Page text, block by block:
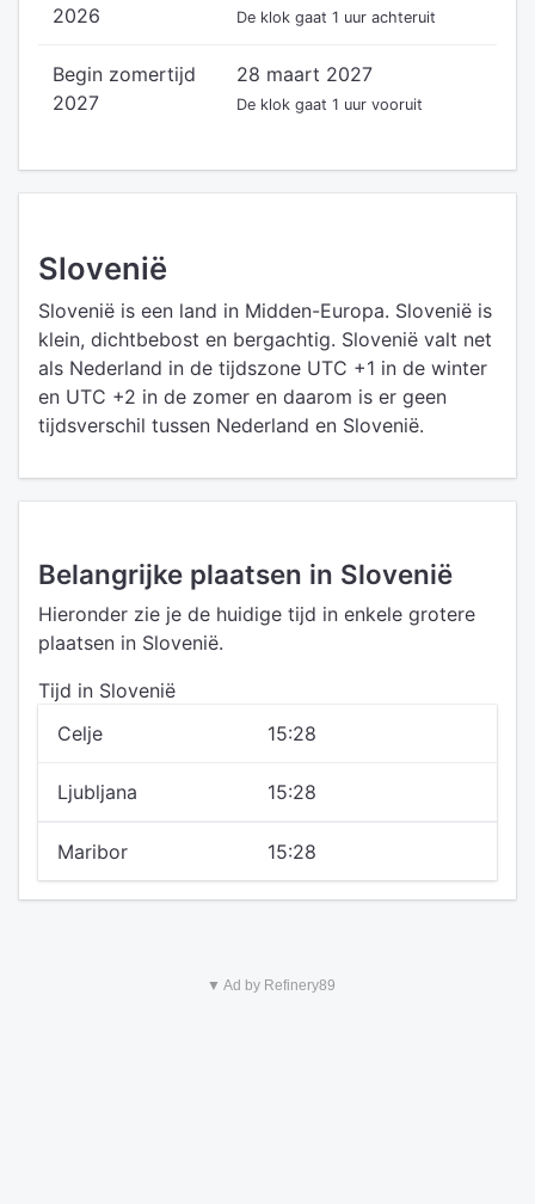
2026
De klok gaat 1 uur achteruit
Begin zomertijd
2027
28 maart 2027
De klok gaat 1 uur vooruit
Slovenië
Slovenië is een land in Midden-Europa. Slovenië is
klein, dichtbebost en bergachtig. Slovenië valt net
als Nederland in de tijdszone UTC +1 in de winter
en UTC +2 in de zomer en daarom is er geen
tijdsverschil tussen Nederland en Slovenië.
Belangrijke plaatsen in Slovenië
Hieronder zie je de huidige tijd in enkele grotere
plaatsen in Slovenië.
Tijd in Slovenië
Celje
15:28
Ljubljana 15:28
Maribor 15:28
▼ Ad by Refinery89